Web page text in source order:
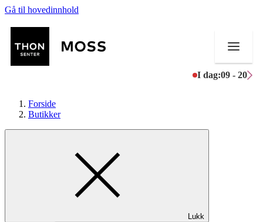
Gå til hovedinnhold
I dag:09 - 20
Mat og drikke
Forside
Butikker
Lukk